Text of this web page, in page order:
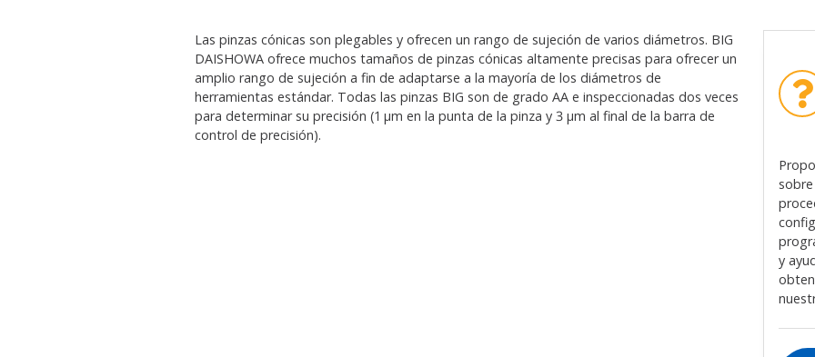
Las pinzas cónicas son plegables y ofrecen un rango de sujeción de varios diámetros. BIG
DAISHOWA ofrece muchos tamaños de pinzas cónicas altamente precisas para ofrecer un
amplio rango de sujeción a fin de adaptarse a la mayoría de los diámetros de
herramientas estándar. Todas las pinzas BIG son de grado AA e inspeccionadas dos veces
para determinar su precisión (1 μm en la punta de la pinza y 3 μm al final de la barra de
control de precisión).
y